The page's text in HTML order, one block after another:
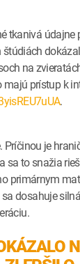
tkanivá údajne
na
majú prístup k
.
je
to snažia
primárnym
dosahuje